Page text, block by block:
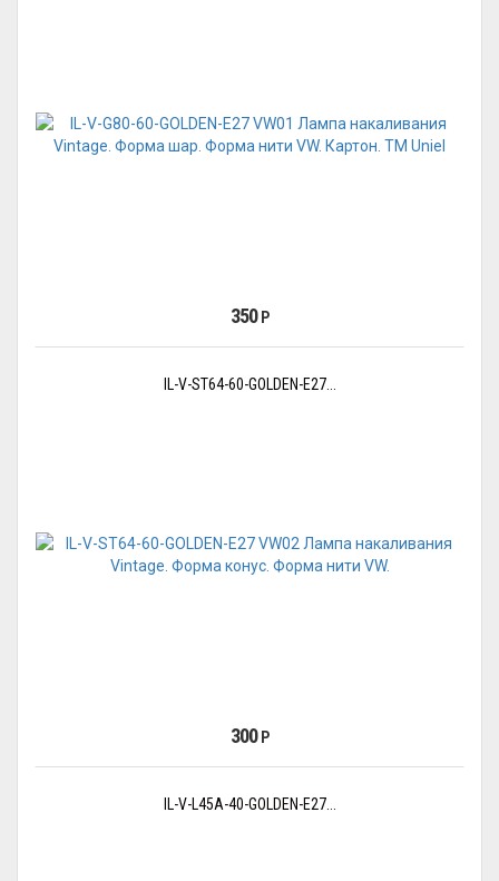
350 Р
IL-V-ST64-60-GOLDEN-E27...
300 Р
IL-V-L45A-40-GOLDEN-E27...